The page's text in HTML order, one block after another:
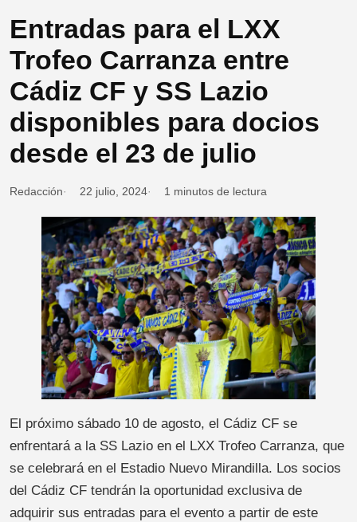
Entradas para el LXX
Trofeo Carranza entre
Cádiz CF y SS Lazio
disponibles para docios
desde el 23 de julio
Redacción 22 julio, 2024 1 minutos de lectura
El próximo sábado 10 de agosto, el Cádiz CF se
enfrentará a la SS Lazio en el LXX Trofeo Carranza, que
se celebrará en el Estadio Nuevo Mirandilla. Los socios
del Cádiz CF tendrán la oportunidad exclusiva de
adquirir sus entradas para el evento a partir de este